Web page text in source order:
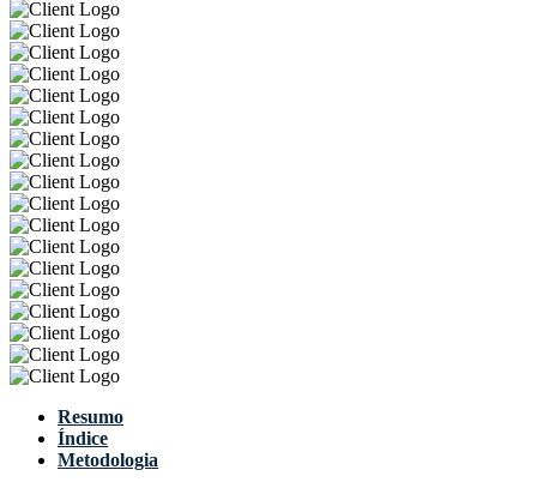
Resumo
Índice
Metodologia